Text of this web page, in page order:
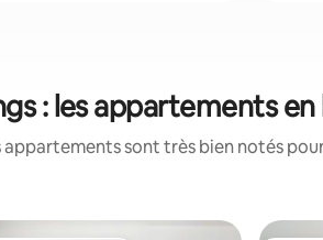
: les appartements
appartements sont très bien notés